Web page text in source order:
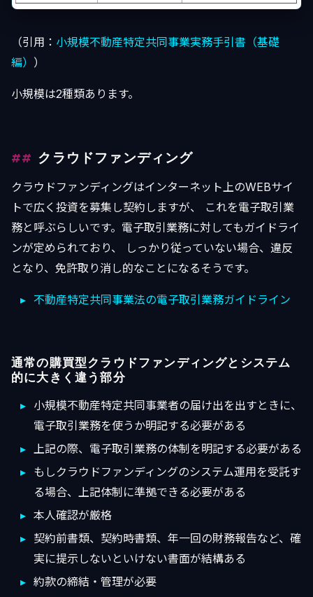
（引用： 小規模不動産特定共同事業実務手引書（基礎
編） ）
小規模は2種類あります。
クラウドファンディング
クラウドファンディングはインターネット上のWEBサイ
トで広く投資を募集し契約しますが、 これを電子取引業
務と呼ぶらしいです。電子取引業務に対してもガイドライ
ンが定められており、 しっかり従っていない場合、違反
となり、免許取り消し的なことになるそうです。
不動産特定共同事業法の電子取引業務ガイドライン
通常の購買型クラウドファンディングとシステム
的に大きく違う部分
小規模不動産特定共同事業者の届け出を出すときに、
電子取引業務を使うか明記する必要がある
上記の際、電子取引業務の体制を明記する必要がある
もしクラウドファンディングのシステム運用を受託す
る場合、上記体制に準拠できる必要がある
本人確認が厳格
契約前書類、契約時書類、年一回の財務報告など、確
実に提示しないといけない書面が結構ある
約款の締結・管理が必要